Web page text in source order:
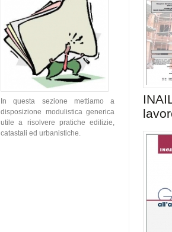
In questa sezione mettiamo a
disposizione modulistica generica
utile a risolvere pratiche edilizie,
catastali ed urbanistiche.